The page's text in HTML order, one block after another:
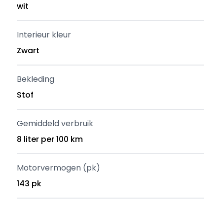
wit
Interieur kleur
Zwart
Bekleding
Stof
Gemiddeld verbruik
8 liter per 100 km
Motorvermogen (pk)
143 pk